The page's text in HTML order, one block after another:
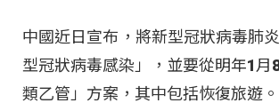
中國近日宣布，將新型冠狀病毒肺
型冠狀病毒感染」，並要從明年1月
類乙管」方案，其中包括恢復旅遊